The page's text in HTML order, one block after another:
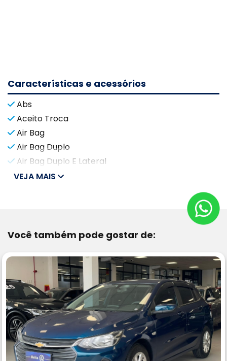
Características e acessórios
Abs
Aceito Troca
Air Bag
Air Bag Duplo
Air Bag Duplo E Lateral
VEJA MAIS
Você também pode gostar de: